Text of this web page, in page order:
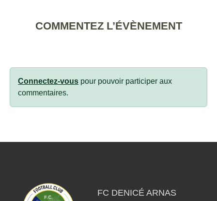
COMMENTEZ L’ÉVÈNEMENT
Connectez-vous pour pouvoir participer aux
commentaires.
FC DENICÉ ARNAS